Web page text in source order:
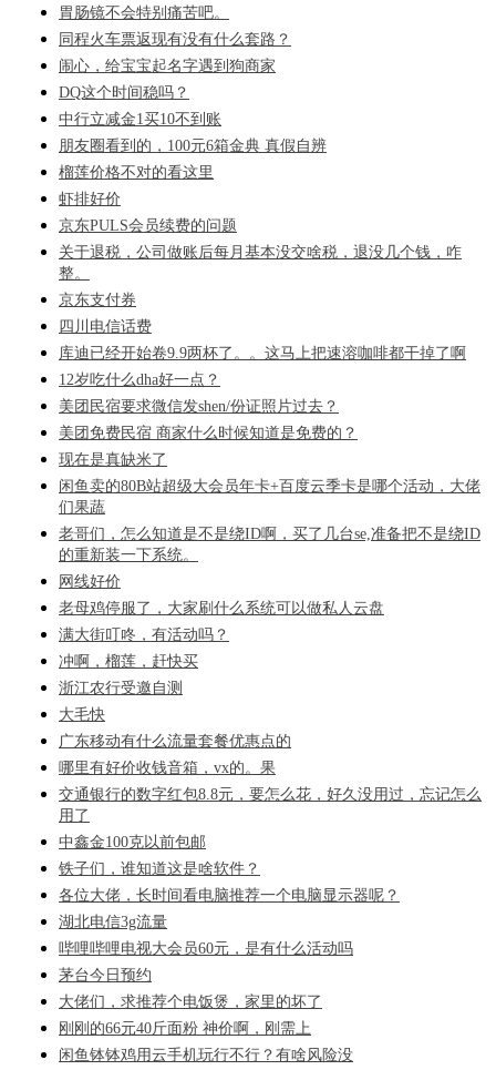
胃肠镜不会特别痛苦吧。
同程火车票返现有没有什么套路？
闹心，给宝宝起名字遇到狗商家
DQ这个时间稳吗？
中行立减金1买10不到账
朋友圈看到的，100元6箱金典 真假自辨
榴莲价格不对的看这里
虾排好价
京东PULS会员续费的问题
关于退税，公司做账后每月基本没交啥税，退没几个钱，咋
整。
京东支付券
四川电信话费
库迪已经开始卷9.9两杯了。。这马上把速溶咖啡都干掉了啊
12岁吃什么dha好一点？
美团民宿要求微信发shen/份证照片过去？
美团免费民宿 商家什么时候知道是免费的？
现在是真缺米了
闲鱼卖的80B站超级大会员年卡+百度云季卡是哪个活动，大佬
们果蔬
老哥们，怎么知道是不是绕ID啊，买了几台se,准备把不是绕ID
的重新装一下系统。
网线好价
老母鸡停服了，大家刷什么系统可以做私人云盘
满大街叮咚，有活动吗？
冲啊，榴莲，赶快买
浙江农行受邀自测
大毛快
广东移动有什么流量套餐优惠点的
哪里有好价收钱音箱，vx的。果
交通银行的数字红包8.8元，要怎么花，好久没用过，忘记怎么
用了
中鑫金100克以前包邮
铁子们，谁知道这是啥软件？
各位大佬，长时间看电脑推荐一个电脑显示器呢？
湖北电信3g流量
哔哩哔哩电视大会员60元，是有什么活动吗
茅台今日预约
大佬们，求推荐个电饭煲，家里的坏了
刚刚的66元40斤面粉 神价啊，刚需上
闲鱼钵钵鸡用云手机玩行不行？有啥风险没